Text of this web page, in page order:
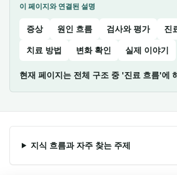
이 페이지와 연결된 설명
증상 원인 흐름 검사와 평가
진
치료 방법
변화 확인 실제 이야기
현재 페이지는 전체 구조 중 '진료 흐름'에
지식 흐름과 자주 찾는 주제